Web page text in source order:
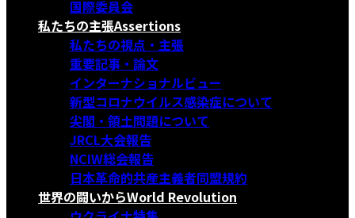
国際委員会
私たちの主張Assertions
私たちの視点・主張
重要記事・論文
インターナショナルビュー
新型コロナウイルス感染症について
尖閣・領土問題について
JRCL大会報告
NCIW総会報告
日本革命的共産主義者同盟規約
世界の闘いからWorld Revolution